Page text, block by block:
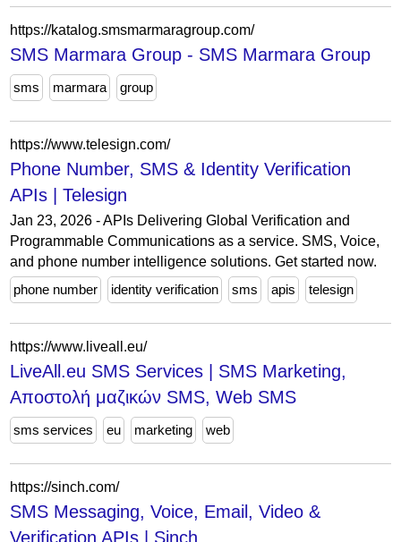
https://katalog.smsmarmaragroup.com/
SMS Marmara Group - SMS Marmara Group
sms marmara group
https://www.telesign.com/
Phone Number, SMS & Identity Verification
APIs | Telesign
Jan 23, 2026 - APIs Delivering Global Verification and
Programmable Communications as a service. SMS, Voice,
and phone number intelligence solutions. Get started now.
phone number
identity verification sms apis telesign
https://www.liveall.eu/
LiveAll.eu SMS Services | SMS Marketing,
Αποστολή μαζικών SMS, Web SMS
sms services eu marketing web
https://sinch.com/
SMS Messaging, Voice, Email, Video &
Verification APIs | Sinch